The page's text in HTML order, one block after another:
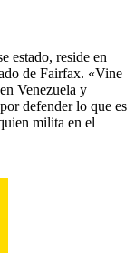
estado, reside en
de Fairfax. «Vine
Venezuela y
defender lo que es
milita en el